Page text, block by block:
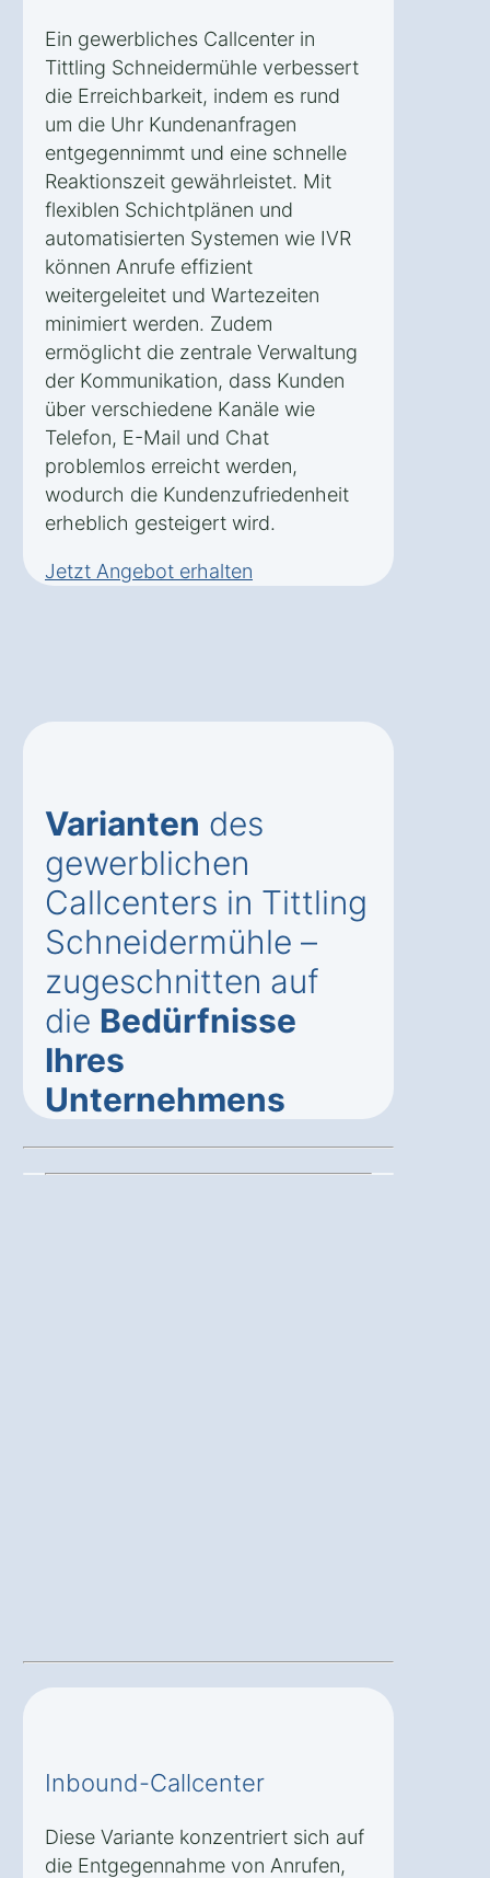
Ein gewerbliches Callcenter in
Tittling Schneidermühle verbessert
die Erreichbarkeit, indem es rund
um die Uhr Kundenanfragen
entgegennimmt und eine schnelle
Reaktionszeit gewährleistet. Mit
flexiblen Schichtplänen und
automatisierten Systemen wie IVR
können Anrufe effizient
weitergeleitet und Wartezeiten
minimiert werden. Zudem
ermöglicht die zentrale Verwaltung
der Kommunikation, dass Kunden
über verschiedene Kanäle wie
Telefon, E-Mail und Chat
problemlos erreicht werden,
wodurch die Kundenzufriedenheit
erheblich gesteigert wird.
Jetzt Angebot erhalten
Varianten des
gewerblichen
Callcenters in Tittling
Schneidermühle –
zugeschnitten auf
die Bedürfnisse
Ihres
Unternehmens
Inbound-Callcenter
Diese Variante konzentriert sich auf
die Entgegennahme von Anrufen,